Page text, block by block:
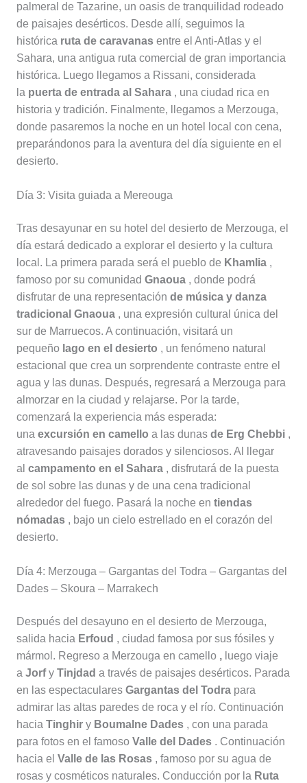
palmeral de Tazarine, un oasis de tranquilidad rodeado
de paisajes desérticos. Desde allí, seguimos la
histórica ruta de caravanasentre el Anti-Atlas y el
Sahara, una antigua ruta comercial de gran importancia
histórica. Luego llegamos a Rissani, considerada
la puerta de entrada al Sahara, una ciudad rica en
historia y tradición. Finalmente, llegamos a Merzouga,
donde pasaremos la noche en un hotel local con cena,
preparándonos para la aventura del día siguiente en el
desierto.
Día 3: Visita guiada a Mereouga
Tras desayunar en su hotel del desierto de Merzouga, el
día estará dedicado a explorar el desierto y la cultura
local. La primera parada será el pueblo de Khamlia,
famoso por su comunidad Gnaoua, donde podrá
disfrutar de una representación de música y danza
tradicional Gnaoua, una expresión cultural única del
sur de Marruecos. A continuación, visitará un
pequeño lago en el desierto , un fenómeno natural
estacional que crea un sorprendente contraste entre el
agua y las dunas. Después, regresará a Merzouga para
almorzar en la ciudad y relajarse. Por la tarde,
comenzará la experiencia más esperada:
una excursión en camello a las dunas de Erg Chebbi,
atravesando paisajes dorados y silenciosos. Al llegar
al campamento en el Sahara, disfrutará de la puesta
de sol sobre las dunas y de una cena tradicional
alrededor del fuego. Pasará la noche en tiendas
nómadas, bajo un cielo estrellado en el corazón del
desierto.
Día 4: Merzouga – Gargantas del Todra – Gargantas del
Dades – Skoura – Marrakech
Después del desayuno en el desierto de Merzouga,
salida hacia Erfoud , ciudad famosa por sus fósiles y
mármol. Regreso a Merzouga en camello ,luego viaje
a Jorfy Tinjdad a través de paisajes desérticos. Parada
en las espectaculares Gargantas del Todrapara
admirar las altas paredes de roca y el río. Continuación
hacia Tinghiry Boumalne Dades, con una parada
para fotos en el famoso Valle del Dades. Continuación
hacia el Valle de las Rosas, famoso por su agua de
rosas y cosméticos naturales. Conducción por la Ruta